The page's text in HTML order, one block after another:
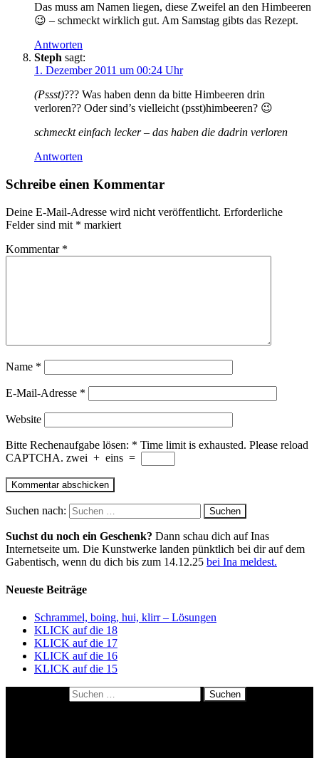
Das muss am Namen liegen, diese Zweifel an den Himbeeren
😉 – schmeckt wirklich gut. Am Samstag gibts das Rezept.
Antworten
Steph sagt:
1. Dezember 2011 um 00:24 Uhr
(Pssst)??? Was haben denn da bitte Himbeeren drin
verloren?? Oder sind’s vielleicht (psst)himbeeren? 😉
schmeckt einfach lecker – das haben die dadrin verloren
Antworten
Schreibe einen Kommentar
Deine E-Mail-Adresse wird nicht veröffentlicht. Erforderliche
Felder sind mit * markiert
Kommentar *
Name *
E-Mail-Adresse *
Website
Bitte Rechenaufgabe lösen: * Time limit is exhausted. Please reload
CAPTCHA. zwei + eins =
Suchen nach:
Suchst du noch ein Geschenk? Dann schau dich auf Inas
Internetseite um. Die Kunstwerke landen pünktlich bei dir auf dem
Gabentisch, wenn du dich bis zum 14.12.25 bei Ina meldest.
Neueste Beiträge
Schrammel, boing, hui, klirr – Lösungen
KLICK auf die 18
KLICK auf die 17
KLICK auf die 16
KLICK auf die 15